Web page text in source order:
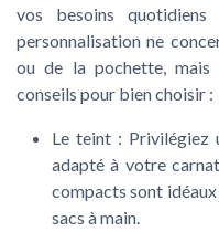
vos besoins
personnalisation ne
ou de la pochette, mais
conseils pour bien choisir :
Le teint : Privilégiez
adapté à votre
compacts sont
sacs à main.